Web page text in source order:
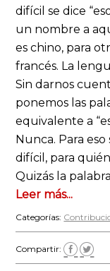
difícil se dice
un nombre a
es chino, para
francés. La
Sin darnos
ponemos las
equivalente a
Nunca. Para
difícil, para
Quizás la
Leer más...
Categorías:
Compartir: